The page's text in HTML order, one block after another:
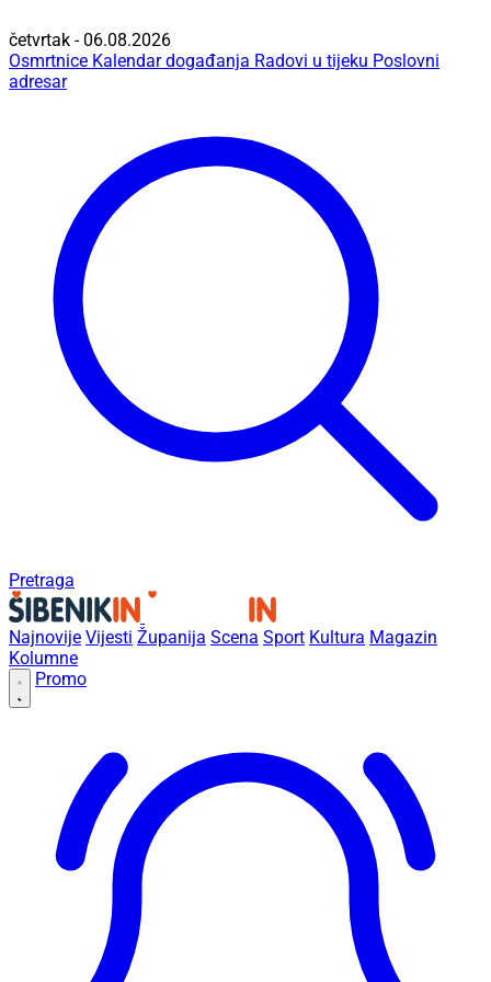
četvrtak - 06.08.2026
Osmrtnice Kalendar događanja Radovi u tijeku Poslovni
adresar
Pretraga
Najnovije Vijesti Županija Scena Sport Kultura Magazin
Kolumne
Promo